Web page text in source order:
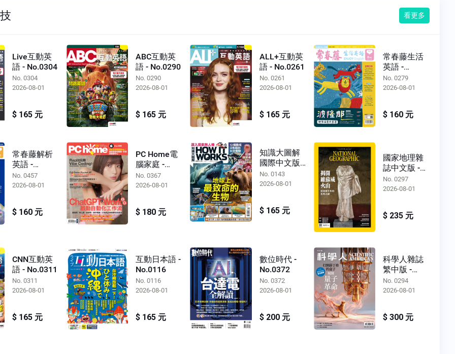
看更多
Live互動英
語 - No.0304
No. 0304
2026-08-01
$ 165 元
ABC互動英
語 - No.0290
No. 0290
2026-08-01
$ 165 元
ALL+互動英
語 - No.0261
No. 0261
2026-08-01
$ 165 元
常春藤生活
英語 -
No.0279
No. 0279
2026-08-01
$ 160 元
常春藤解析
英語 -
No.0457
No. 0457
2026-08-01
$ 160 元
PC Home電
腦家庭 -
No.0367
No. 0367
2026-08-01
$ 180 元
知識大圖解
國際中文版 -
No.0143
No. 0143
2026-08-01
$ 165 元
國家地理雜
誌中文版 -
No.0297
No. 0297
2026-08-01
$ 235 元
CNN互動英
語 - No.0311
No. 0311
2026-08-01
$ 165 元
互動日本語 -
No.0116
No. 0116
2026-08-01
$ 165 元
數位時代 -
No.0372
No. 0372
2026-08-01
$ 200 元
科學人雜誌
繁中版 -
No.0294
No. 0294
2026-08-01
$ 300 元